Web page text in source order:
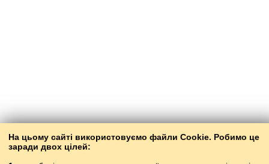
На цьому сайті використовуємо файли Cookie. Робимо це
заради двох цілей: